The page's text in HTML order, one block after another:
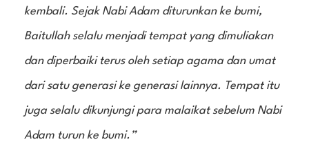
kembali. Sejak Nabi Adam diturunkan ke bumi,
Baitullah selalu menjadi tempat yang dimuliakan
dan diperbaiki terus oleh setiap agama dan umat
dari satu generasi ke generasi lainnya. Tempat itu
juga selalu dikunjungi para malaikat sebelum Nabi
Adam turun ke bumi.”